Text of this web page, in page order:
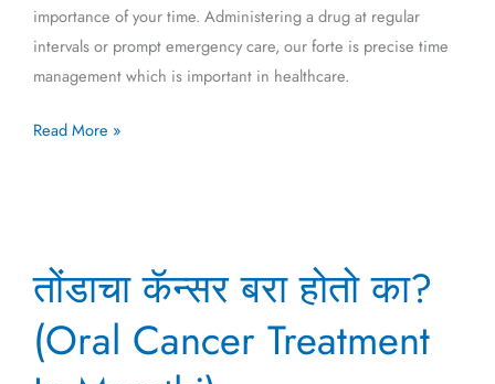
importance of your time. Administering a drug at regular
intervals or prompt emergency care, our forte is precise time
management which is important in healthcare.
Read More »
तोंडाचा कॅन्सर बरा होतो का?
(Oral Cancer Treatment
कॅन्सर
होतो
का?